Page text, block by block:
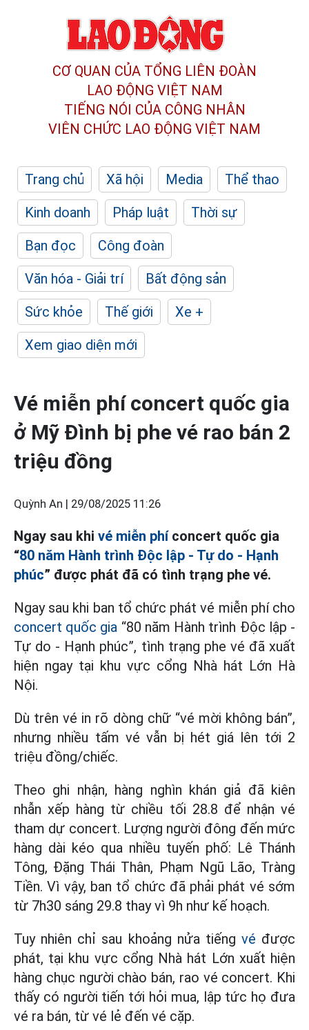
CƠ QUAN CỦA TỔNG LIÊN ĐOÀN
LAO ĐỘNG VIỆT NAM
TIẾNG NÓI CỦA CÔNG NHÂN
VIÊN CHỨC LAO ĐỘNG VIỆT NAM
Trang chủ Xã hội Media
Thể thao
Kinh doanh
Pháp luật
Thời sự
Bạn đọc
Công đoàn
Văn hóa - Giải trí
Bất động sản
Sức khỏe
Thế giới
Xe +
Xem giao diện mới
Vé miễn phí concert quốc gia
ở Mỹ Đình bị phe vé rao bán 2
triệu đồng
Quỳnh An | 29/08/2025 11:26
Ngay sau khi vé miễn phíconcert quốc gia
“80 năm Hành trình Độc lập - Tự do - Hạnh
phúc” được phát đã có tình trạng phe vé.
Ngay sau khi ban tổ chức phát vé miễn phí cho
concert quốc gia “80 năm Hành trình Độc lập -
Tự do - Hạnh phúc”, tình trạng phe vé đã xuất
hiện ngay tại khu vực cổng Nhà hát Lớn Hà
Nội.
Dù trên vé in rõ dòng chữ “vé mời không bán”,
nhưng nhiều tấm vé vẫn bị hét giá lên tới 2
triệu đồng/chiếc.
Theo ghi nhận, hàng nghìn khán giả đã kiên
nhẫn xếp hàng từ chiều tối 28.8 để nhận vé
tham dự concert. Lượng người đông đến mức
hàng dài kéo qua nhiều tuyến phố: Lê Thánh
Tông, Đặng Thái Thân, Phạm Ngũ Lão, Tràng
Tiền. Vì vậy, ban tổ chức đã phải phát vé sớm
từ 7h30 sáng 29.8 thay vì 9h như kế hoạch.
Tuy nhiên chỉ sau khoảng nửa tiếng vé được
phát, tại khu vực cổng Nhà hát Lớn xuất hiện
hàng chục người chào bán, rao vé concert. Khi
thấy có người tiến tới hỏi mua, lập tức họ đưa
vé ra bán, từ vé lẻ đến vé cặp.